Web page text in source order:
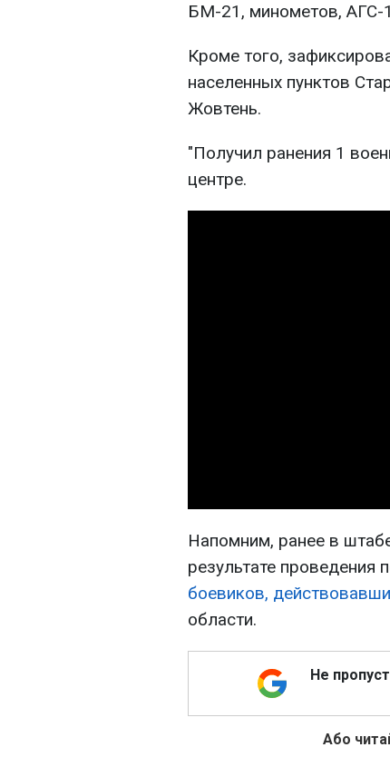
БМ-21, минометов, АГС-
Кроме того,
населенных пунктов
Жовтень.
"Получил ранения 1
центре.
Напомним, ранее в
результате проведения
боевиков,
области.
Не
Або